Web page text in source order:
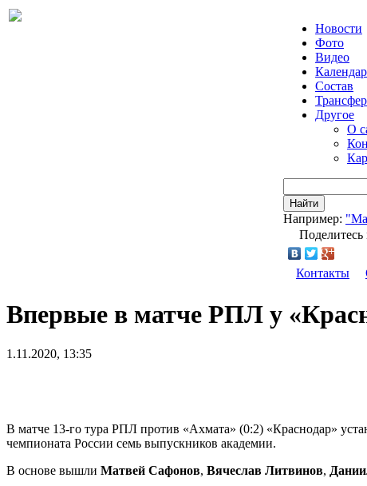
Новости
Фото
Видео
Состав
Другое
О
Найти
Например:
Поделитесь
Контакты
Впервые в матче РПЛ у
1.11.2020, 13:35
В матче 13-го тура РПЛ против «Ахмата» (0:2) «Краснодар»
чемпионата России семь выпускников академии.
В основе вышли Матвей Сафонов, Вячеслав Литвинов,